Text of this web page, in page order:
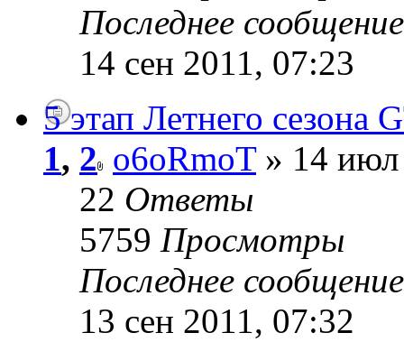
Последнее
14 сен 2011, 07:23
5 этап Летнего сезона
1, 2 o6oRmoT» 14 июл
22 Ответы
5759 Просмотры
Последнее
13 сен 2011, 07:32